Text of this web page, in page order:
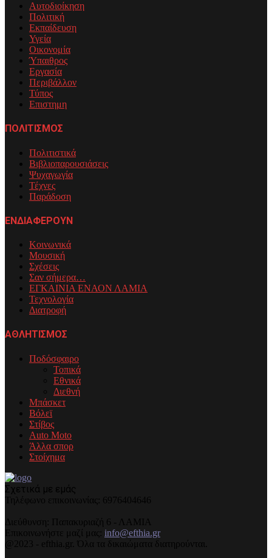
Αυτοδιοίκηση
Πολιτική
Εκπαίδευση
Υγεία
Οικονομία
Ύπαιθρος
Εργασία
Περιβάλλον
Τύπος
Επιστημη
ΠΟΛΙΤΙΣΜΟΣ
Πολιτιστικά
Βιβλιοπαρουσιάσεις
Ψυχαγωγία
Τέχνες
Παράδοση
ΕΝΔΙΑΦΕΡΟΥΝ
Κοινωνικά
Μουσική
Σχέσεις
Σαν σήμερα…
ΕΓΚΑΙΝΙΑ ΕΝΑΟΝ ΛΑΜΙΑ
Τεχνολογία
Διατροφή
ΑΘΛΗΤΙΣΜΟΣ
Ποδόσφαιρο
Τοπικά
Εθνικά
Διεθνή
Μπάσκετ
Βόλεϊ
Στίβος
Auto Moto
Άλλα σπορ
Στοίχημα
Σχετικά με εμάς
Τηλέφωνo επικοινωνίας: 6976404646
Διεύθυνση: Παπακυριαζή 6 - ΛΑΜΙΑ
Επικοινωνήστε μαζί μας: info@efthia.gr
@2023 - efthia.gr. Όλα τα δικαιώματα διατηρούνται.